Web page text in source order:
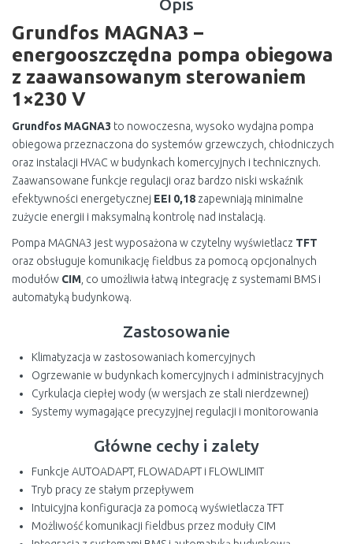
Opis
Grundfos MAGNA3 –
energooszczędna pompa obiegowa
z zaawansowanym sterowaniem
1×230 V
Grundfos MAGNA3 to nowoczesna, wysoko wydajna pompa
obiegowa przeznaczona do systemów grzewczych, chłodniczych
oraz instalacji HVAC w budynkach komercyjnych i technicznych.
Zaawansowane funkcje regulacji oraz bardzo niski wskaźnik
efektywności energetycznej EEI 0,18 zapewniają minimalne
zużycie energii i maksymalną kontrolę nad instalacją.
Pompa MAGNA3 jest wyposażona w czytelny wyświetlacz TFT
oraz obsługuje komunikację fieldbus za pomocą opcjonalnych
modułów CIM , co umożliwia łatwą integrację z systemami BMS i
automatyką budynkową.
Zastosowanie
Klimatyzacja w zastosowaniach komercyjnych
Ogrzewanie w budynkach komercyjnych i administracyjnych
Cyrkulacja ciepłej wody (w wersjach ze stali nierdzewnej)
Systemy wymagające precyzyjnej regulacji i monitorowania
Główne cechy i zalety
Funkcje AUTOADAPT, FLOWADAPT i FLOWLIMIT
Tryb pracy ze stałym przepływem
Intuicyjna konfiguracja za pomocą wyświetlacza TFT
Możliwość komunikacji fieldbus przez moduły CIM